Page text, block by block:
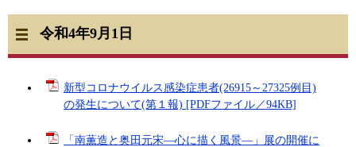
令和4年9月1日
新型コロナウイルス感染症患者(26915～27325例目)
の発生について(第１報) [PDFファイル／94KB]
「南薫造と奥田元宋―心に描く風景―」展の開催に